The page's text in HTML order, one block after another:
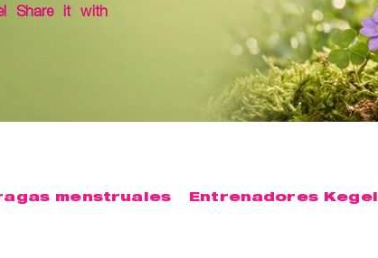
Share it with
menstruales Entrenadores Kegel